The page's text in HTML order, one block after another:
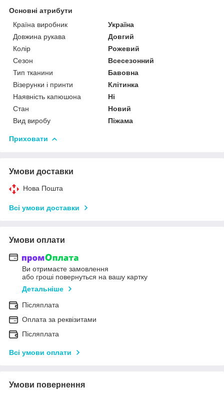
Основні атрибути
Країна виробник
Україна
Довжина рукава
Довгий
Колір
Рожевий
Сезон
Всесезонний
Тип тканини
Бавовна
Візерунки і принти
Клітинка
Наявність капюшона
Ні
Стан
Новий
Вид виробу
Піжама
Приховати
Умови доставки
Нова Пошта
Всі умови доставки
Умови оплати
Ви отримаєте замовлення
або гроші повернуться на вашу картку
Детальніше
Післяплата
Оплата за реквізитами
Післяплата
Всі умови оплати
Умови повернення